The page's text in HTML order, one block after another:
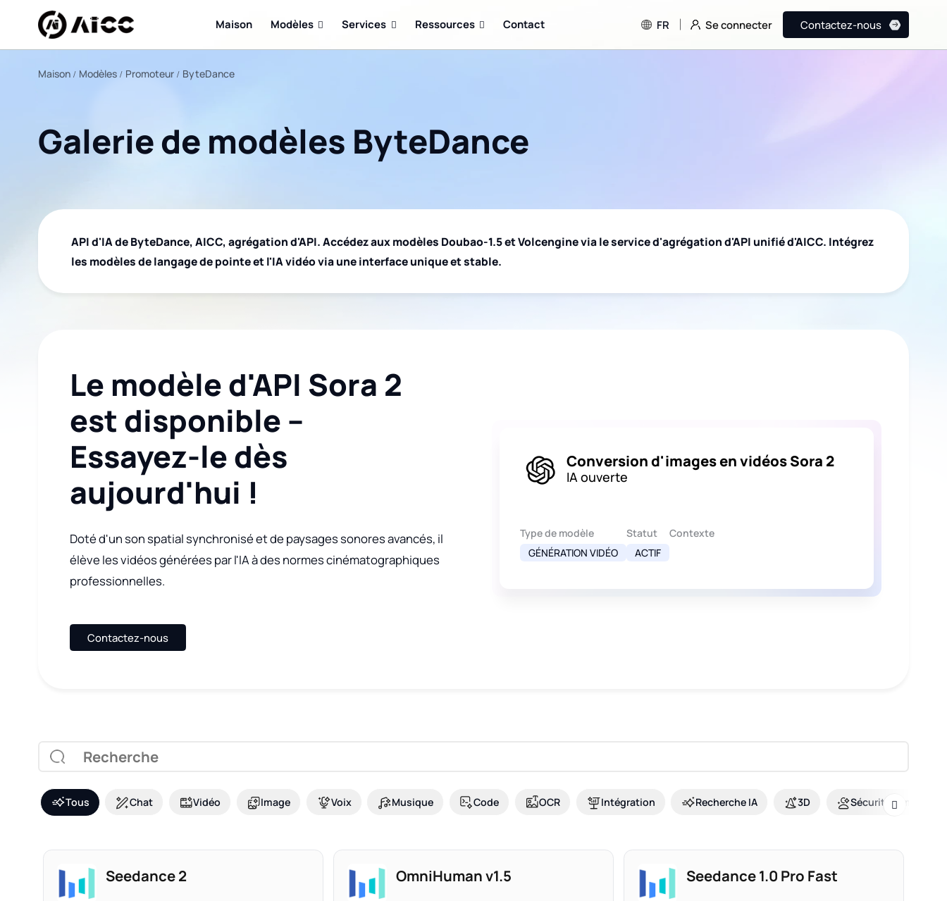
Maison Modèles Services Ressources Contact FR Se connecter Contactez-nous
Maison Modèles Promoteur ByteDance
Galerie de modèles ByteDance
API d'IA de ByteDance, AICC, agrégation d'API. Accédez aux modèles Doubao-1.5 et Volcengine via le service d'agrégation d'API unifié d'AICC. Intégrez
les modèles de langage de pointe et l'IA vidéo via une interface unique et stable.
Le modèle d'API Sora 2
est disponible –
Essayez-le dès
aujourd'hui !
Doté d'un son spatial synchronisé et de paysages sonores avancés, il
élève les vidéos générées par l'IA à des normes cinématographiques
professionnelles.
Contactez-nous
Conversion d'images en vidéos Sora 2
IA ouverte
Type de modèle
GÉNÉRATION VIDÉO
Statut
ACTIF
Contexte
Tous Chat Vidéo Image Voix Musique Code OCR Intégration Recherche IA 3D Sécurité et
Seedance 2 OmniHuman v1.5 Seedance 1.0 Pro Fast